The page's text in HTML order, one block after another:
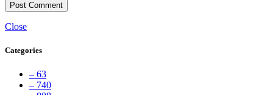
Close
Categories
– 63
– 740